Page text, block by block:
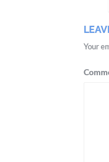
Your